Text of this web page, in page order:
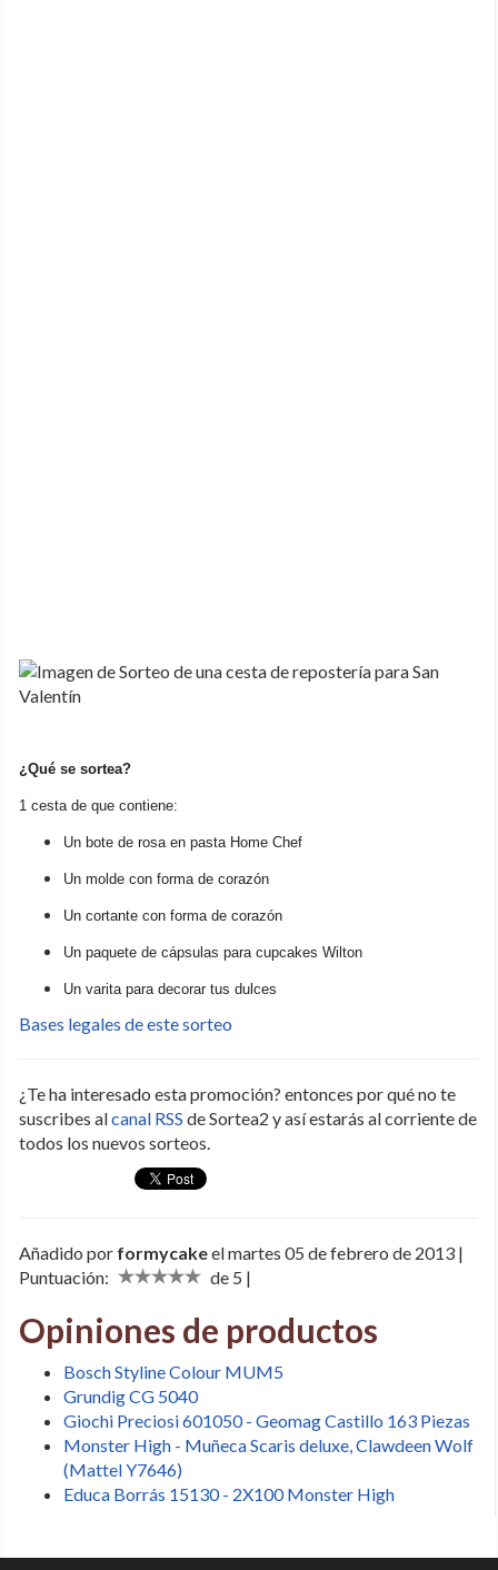
¿Qué se sortea?
1 cesta de que contiene:
Un bote de rosa en pasta Home Chef
Un molde con forma de corazón
Un cortante con forma de corazón
Un paquete de cápsulas para cupcakes Wilton
Un varita para decorar tus dulces
Bases legales de este sorteo
¿Te ha interesado esta promoción? entonces por qué no te
suscribes alcanal RSS de Sortea2 y así estarás al corriente de
todos los nuevos sorteos.
Añadido por formycakeel martes 05 de febrero de 2013 |
Puntuación:
de 5 |
Opiniones de productos
Bosch Styline Colour MUM5
Grundig CG 5040
Giochi Preciosi 601050 - Geomag Castillo 163 Piezas
Monster High - Muñeca Scaris deluxe, Clawdeen Wolf
(Mattel Y7646)
Educa Borrás 15130 - 2X100 Monster High